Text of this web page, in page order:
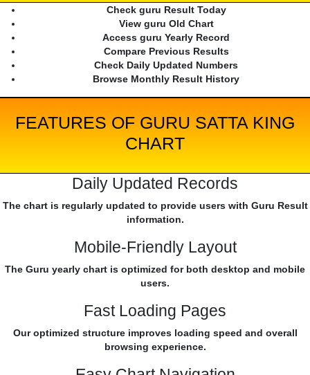
Check guru Result Today
View guru Old Chart
Access guru Yearly Record
Compare Previous Results
Check Daily Updated Numbers
Browse Monthly Result History
FEATURES OF GURU SATTA KING
CHART
Daily Updated Records
The chart is regularly updated to provide users with Guru Result
information.
Mobile-Friendly Layout
The Guru yearly chart is optimized for both desktop and mobile
users.
Fast Loading Pages
Our optimized structure improves loading speed and overall
browsing experience.